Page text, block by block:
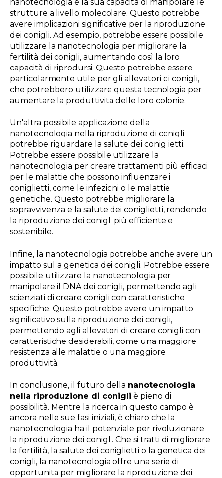
nanotecnologia è la sua capacità di manipolare le
strutture a livello molecolare. Questo potrebbe
avere implicazioni significative per la riproduzione
dei conigli. Ad esempio, potrebbe essere possibile
utilizzare la nanotecnologia per migliorare la
fertilità dei conigli, aumentando così la loro
capacità di riprodursi. Questo potrebbe essere
particolarmente utile per gli allevatori di conigli,
che potrebbero utilizzare questa tecnologia per
aumentare la produttività delle loro colonie.
Un'altra possibile applicazione della
nanotecnologia nella riproduzione di conigli
potrebbe riguardare la salute dei coniglietti.
Potrebbe essere possibile utilizzare la
nanotecnologia per creare trattamenti più efficaci
per le malattie che possono influenzare i
coniglietti, come le infezioni o le malattie
genetiche. Questo potrebbe migliorare la
sopravvivenza e la salute dei coniglietti, rendendo
la riproduzione dei conigli più efficiente e
sostenibile.
Infine, la nanotecnologia potrebbe anche avere un
impatto sulla genetica dei conigli. Potrebbe essere
possibile utilizzare la nanotecnologia per
manipolare il DNA dei conigli, permettendo agli
scienziati di creare conigli con caratteristiche
specifiche. Questo potrebbe avere un impatto
significativo sulla riproduzione dei conigli,
permettendo agli allevatori di creare conigli con
caratteristiche desiderabili, come una maggiore
resistenza alle malattie o una maggiore
produttività.
In conclusione, il futuro della nanotecnologia
nella riproduzione di conigli è pieno di
possibilità. Mentre la ricerca in questo campo è
ancora nelle sue fasi iniziali, è chiaro che la
nanotecnologia ha il potenziale per rivoluzionare
la riproduzione dei conigli. Che si tratti di migliorare
la fertilità, la salute dei coniglietti o la genetica dei
conigli, la nanotecnologia offre una serie di
opportunità per migliorare la riproduzione dei